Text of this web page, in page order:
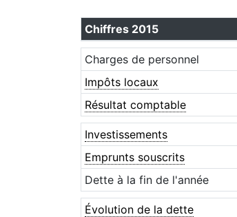
Chiffres 2015
Charges de personnel
Impôts locaux
Résultat comptable
Investissements
Emprunts souscrits
Dette à la fin de l'année
Évolution de la dette